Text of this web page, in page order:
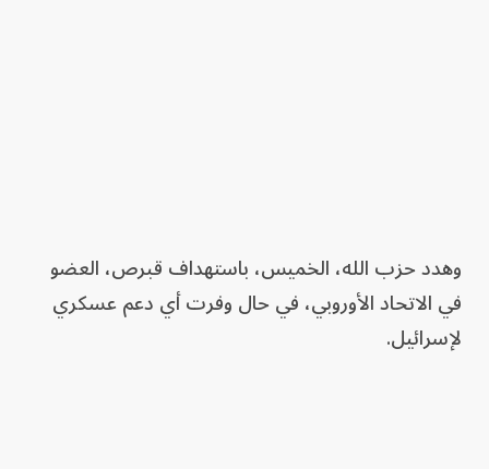
وهدد حزب الله، الخميس، باستهداف قبرص، العضو
في الاتحاد الأوروبي، في حال وفرت أي دعم عسكري
لإسرائيل.